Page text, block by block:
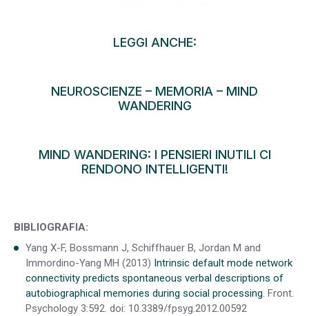
LEGGI ANCHE:
NEUROSCIENZE – MEMORIA – MIND
WANDERING
MIND WANDERING: I PENSIERI INUTILI CI
RENDONO INTELLIGENTI!
BIBLIOGRAFIA:
Yang X-F, Bossmann J, Schiffhauer B, Jordan M and
Immordino-Yang MH (2013) Intrinsic default mode network
connectivity predicts spontaneous verbal descriptions of
autobiographical memories during social processing . Front.
Psychology 3:592. doi: 10.3389/fpsyg.2012.00592